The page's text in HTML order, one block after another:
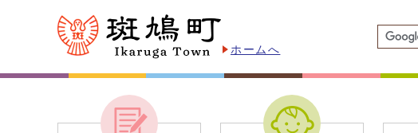
ホームへ